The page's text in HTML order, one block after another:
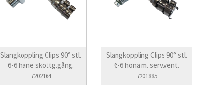
Slangkoppling Clips 90° stl.
6-6 hane skottg.gång.
7202164
Slangkoppling Clips 90° stl.
6-6 hona m. serv.vent.
7201885